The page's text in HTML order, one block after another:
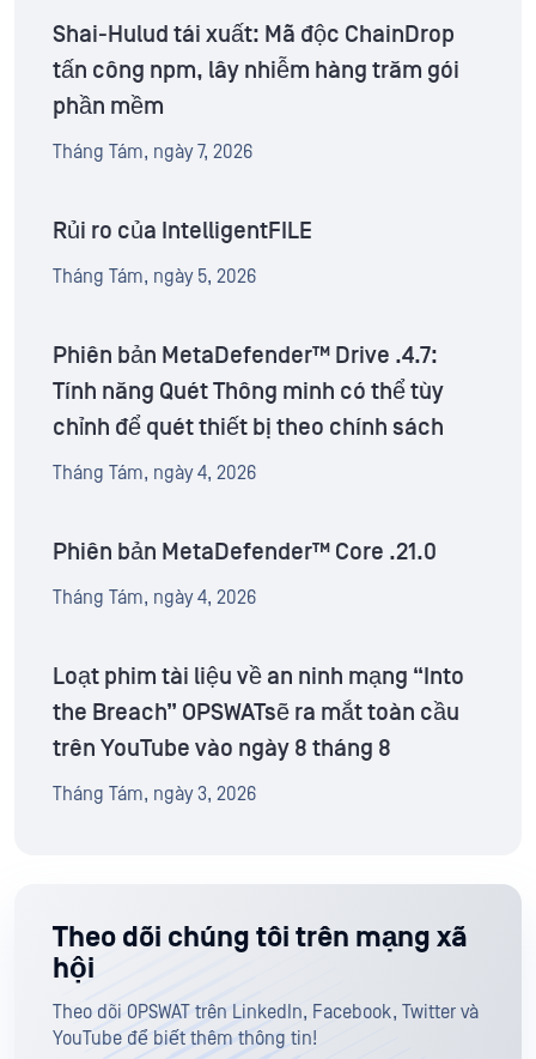
Shai-Hulud tái xuất: Mã độc ChainDrop
tấn công npm, lây nhiễm hàng trăm gói
phần mềm
Tháng Tám, ngày 7, 2026
Rủi ro của IntelligentFILE
Tháng Tám, ngày 5, 2026
Phiên bản MetaDefender™ Drive .4.7:
Tính năng Quét Thông minh có thể tùy
chỉnh để quét thiết bị theo chính sách
Tháng Tám, ngày 4, 2026
Phiên bản MetaDefender™ Core .21.0
Tháng Tám, ngày 4, 2026
Loạt phim tài liệu về an ninh mạng “Into
the Breach” OPSWATsẽ ra mắt toàn cầu
trên YouTube vào ngày 8 tháng 8
Tháng Tám, ngày 3, 2026
Theo dõi chúng tôi trên mạng xã
hội
Theo dõi OPSWAT trên LinkedIn, Facebook, Twitter và
YouTube để biết thêm thông tin!